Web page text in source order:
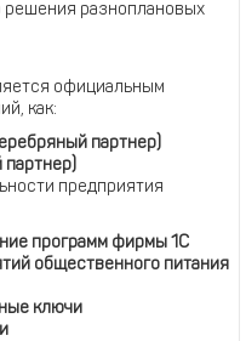
разноплановых
официальным
как:
партнер)
партнер)
предприятия
программ фирмы 1С
общественного питания
ключи